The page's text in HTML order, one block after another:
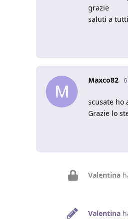
grazie
saluti a tutti
M
Maxco82
scusate ho
Grazie lo
Valentina
Valentina